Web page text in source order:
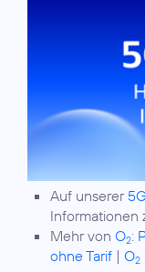
Auf unserer
Informationen
Mehr von O2:
ohne Tarif | O2